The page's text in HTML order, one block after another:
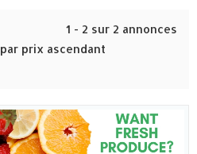
1 - 2 sur 2 annonces
prix ascendant